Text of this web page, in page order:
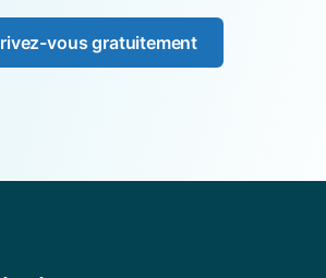
vous gratuitement